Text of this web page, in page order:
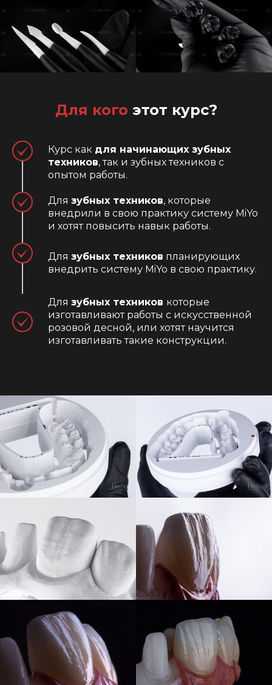
Для кого этот курс?
Курс как для начинающих зубных
техников, так и зубных техников с
опытом работы.
Для зубных техников, которые
внедрили в свою практику систему MiYo
и хотят повысить навык работы.
Для зубных техников планирующих
внедрить систему MiYo в свою практику.
Для зубных техников которые
изготавливают работы с искусственной
розовой десной, или хотят научится
изготавливать такие конструкции.